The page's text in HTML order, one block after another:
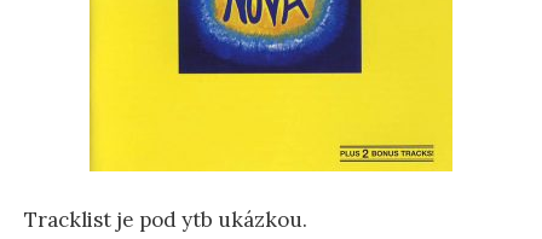
Tracklist je pod ytb ukázkou.